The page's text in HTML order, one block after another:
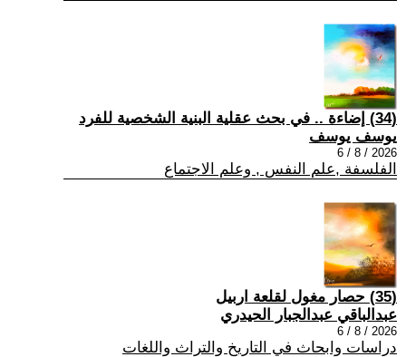
(34) إضاءة .. في بحث عقلية البنية الشخصية للفرد
يوسف يوسف
2026 / 8 / 6
الفلسفة ,علم النفس , وعلم الاجتماع
(35) حصار مغول لقلعة اربيل
عبدالباقي عبدالجبار الحيدري
2026 / 8 / 6
دراسات وابحاث في التاريخ والتراث واللغات